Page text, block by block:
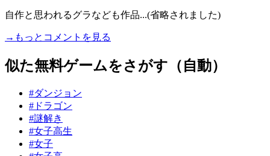
自作と思われるグラなども作品...(省略されました)
→もっとコメントを見る
似た無料ゲームをさがす（自動）
#ダンジョン
#ドラゴン
#謎解き
#女子高生
#女子